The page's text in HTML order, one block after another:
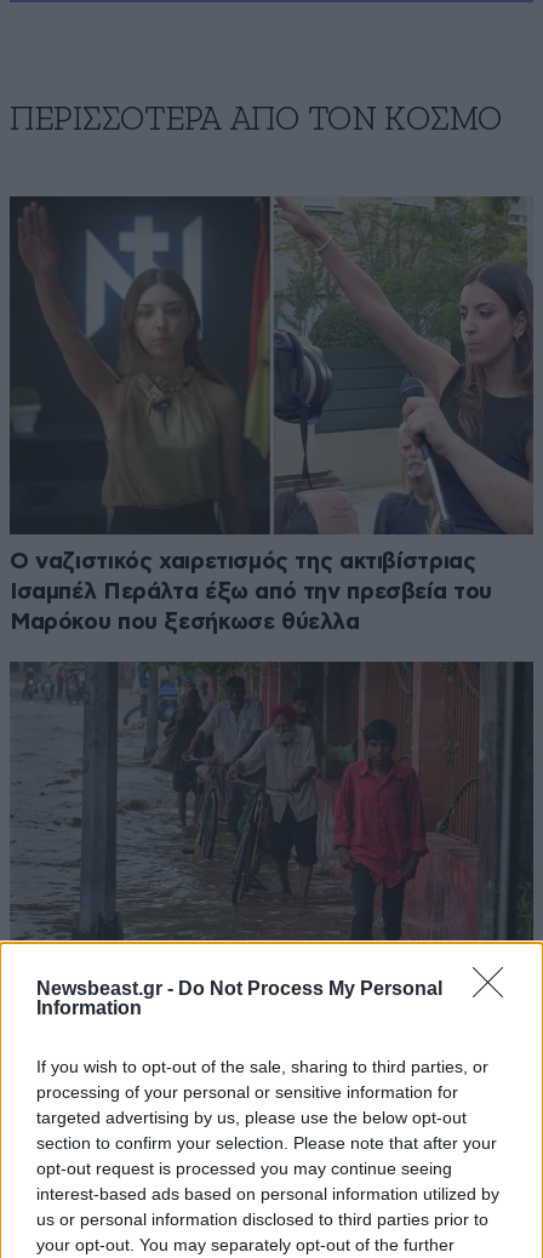
Newsbeast.gr - Do Not Process My Personal
Information
If you wish to opt-out of the sale, sharing to third parties, or
processing of your personal or sensitive information for
targeted advertising by us, please use the below opt-out
section to confirm your selection. Please note that after your
opt-out request is processed you may continue seeing
interest-based ads based on personal information utilized by
us or personal information disclosed to third parties prior to
your opt-out. You may separately opt-out of the further
ΠΕΡΙΣΣΟΤΕΡΑ ΑΠΟ ΤΟΝ ΚΟΣΜΟ
Ο ναζιστικός χαιρετισμός της ακτιβίστριας
Ισαμπέλ Περάλτα έξω από την πρεσβεία του
Μαρόκου που ξεσήκωσε θύελλα
νερό, χιλιάδες άνθρωποι χωρίς στέγη,
εκατοντάδες στρέμματα καλλιεργειών
καταστράφηκαν